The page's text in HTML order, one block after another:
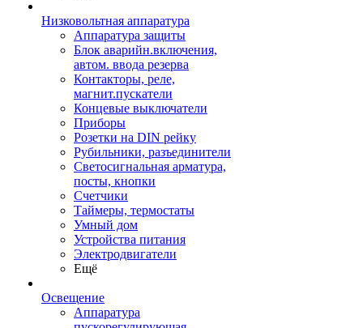
Низковольтная аппаратура
Аппаратура защиты
Блок аварийн.включения,
автом. ввода резерва
Контакторы, реле,
магнит.пускатели
Концевые выключатели
Приборы
Розетки на DIN рейку
Рубильники, разъединители
Светосигнальная арматура,
посты, кнопки
Счетчики
Таймеры, термостаты
Умный дом
Устройства питания
Электродвигатели
Ещё
Освещение
Аппаратура